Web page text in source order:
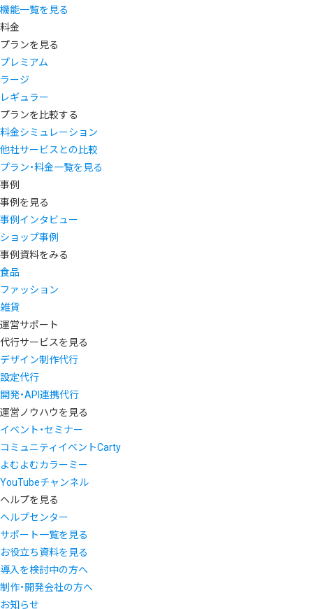
機能一覧を見る
料金
プランを見る
プレミアム
ラージ
レギュラー
プランを比較する
料金シミュレーション
他社サービスとの比較
プラン・料金一覧を見る
事例
事例を見る
事例インタビュー
ショップ事例
事例資料をみる
食品
ファッション
雑貨
運営サポート
代行サービスを見る
デザイン制作代行
設定代行
開発・API連携代行
運営ノウハウを見る
イベント・セミナー
コミュニティイベントCarty
よむよむカラーミー
YouTubeチャンネル
ヘルプを見る
ヘルプセンター
サポート一覧を見る
お役立ち資料を見る
導入を検討中の方へ
制作・開発会社の方へ
お知らせ